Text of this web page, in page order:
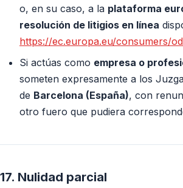
o, en su caso, a la plataforma
resolución de litigios en línea
https://ec.europa.eu/consumers/
Si actúas como empresa o
someten expresamente a los
de Barcelona (España), con
otro fuero que pudiera
17. Nulidad parcial